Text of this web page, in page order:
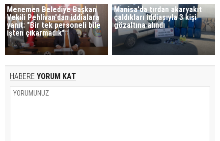
Menemen Belediye Başkan
Vekili Pehlivan'dan iddialara
yanıt: "Bir tek personeli bile
işten çıkarmadık"
Manisa'da tırdan akaryakıt
çaldıkları iddiasıyla 3 kişi
gözaltına alındı
HABERE YORUM KAT